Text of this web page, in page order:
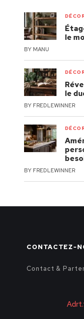
le
BY MANU
le
BY FREDLEWINNER
BY FREDLEWINNER
CONTACTEZ-
Contact &